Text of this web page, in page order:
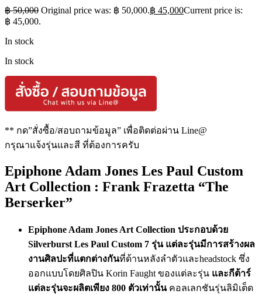
฿50,000 Original price was: ฿ 50,000.฿ 45,000Current price is:
฿ 45,000.
In stock
In stock
** กด”สั่งซื้อ/สอบถามข้อมูล” เพื่อติดต่อผ่าน Line@
กรุณาแจ้งรุ่นและสี ที่ต้องการครับ
Epiphone Adam Jones Les Paul Custom
Art Collection : Frank Frazetta “The
Berserker”
Epiphone Adam Jones Art Collection ประกอบด้วย
Silverburst Les Paul Custom 7 รุ่น แต่ละรุ่นมีการสร้างผล
งานศิลปะที่แตกต่างกันที่ด้านหลังลำตัวและheadstock ซึ่ง
ออกแบบโดยศิลปิน Korin Faught ของแต่ละรุ่น และกีต้าร์
แต่ละรุ่นจะผลิตเพียง 800 ตัวเท่านั้นคอลเลกชันรุ่นลิมิเต็ด